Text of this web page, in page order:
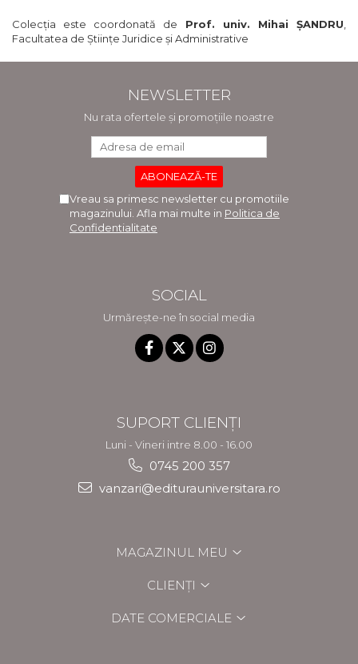
Colecţia este coordonată de Prof. univ. Mihai ŞANDRU
Facultatea de Ştiinţe Juridice şi Administrative
NEWSLETTER
Nu rata ofertele și promoțiile noastre
Vreau sa primesc newsletter cu promotiile
magazinului. Afla mai multe in Politica de
Confidentialitate
SOCIAL
Urmărește-ne în social media
SUPORT CLIENȚI
Luni - Vineri intre 8.00 - 16.00
0745 200 357
vanzari@editurauniversitara.ro
MAGAZINUL MEU
CLIENȚI
DATE COMERCIALE